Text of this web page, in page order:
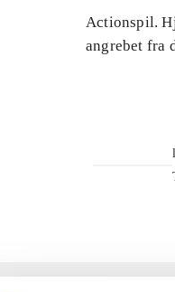
Actionspil.
angrebet fra